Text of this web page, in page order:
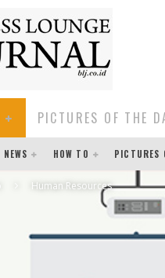
PICTURES OF THE
NEWS HOW TO PICTURES
Human Resources